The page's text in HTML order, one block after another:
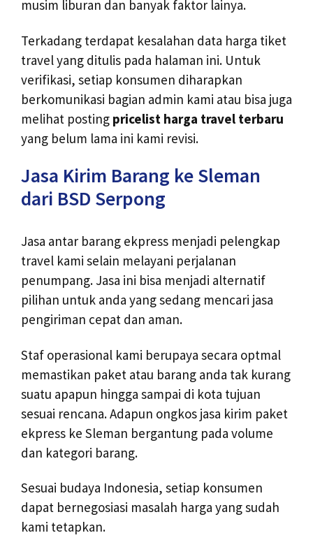
musim liburan dan banyak faktor lainya.
Terkadang terdapat kesalahan data harga tiket
travel yang ditulis pada halaman ini. Untuk
verifikasi, setiap konsumen diharapkan
berkomunikasi bagian admin kami atau bisa juga
melihat posting pricelist harga travel terbaru
yang belum lama ini kami revisi.
Jasa Kirim Barang ke Sleman
dari BSD Serpong
Jasa antar barang ekpress menjadi pelengkap
travel kami selain melayani perjalanan
penumpang. Jasa ini bisa menjadi alternatif
pilihan untuk anda yang sedang mencari jasa
pengiriman cepat dan aman.
Staf operasional kami berupaya secara optmal
memastikan paket atau barang anda tak kurang
suatu apapun hingga sampai di kota tujuan
sesuai rencana. Adapun ongkos jasa kirim paket
ekpress ke Sleman bergantung pada volume
dan kategori barang.
Sesuai budaya Indonesia, setiap konsumen
dapat bernegosiasi masalah harga yang sudah
kami tetapkan.